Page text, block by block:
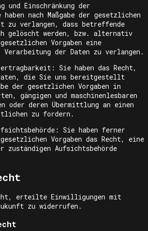
und Einschränkung der
nach Maßgabe der gesetzlichen
zu verlangen, dass betreffende
gelöscht werden, bzw. alternativ
gesetzlichen Vorgaben eine
Verarbeitung der Daten zu verlangen.
Sie haben das Recht,
die Sie uns bereitgestellt
der gesetzlichen Vorgaben in
gängigen und maschinenlesbaren
oder deren Übermittlung an einen
zu fordern.
Sie haben ferner
gesetzlichen Vorgaben das Recht, eine
zuständigen Aufsichtsbehörde
erteilte Einwilligungen mit
zu widerrufen.